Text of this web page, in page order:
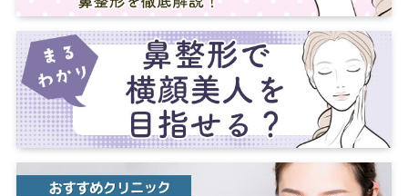
埼玉 さいたま 大宮
川越 川口 越谷
千葉 千葉市
福井
奈良 奈良市
三重 四日市
大分 大分市
宮崎 宮崎市